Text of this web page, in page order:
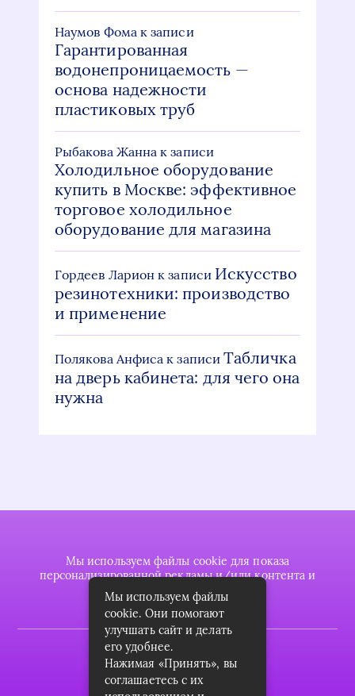
Наумов Фомак записи
Гарантированная
водонепроницаемость —
основа надежности
пластиковых труб
Рыбакова Жанна к записи
Холодильное оборудование
купить в Москве: эффективное
торговое холодильное
оборудование для магазина
Гордеев Ларион к записи Искусство
резинотехники: производство
и применение
Полякова Анфиса к записиТабличка
на дверь кабинета: для чего она
нужна
Мы используем файлы cookie для показа
персонализированной рекламы и/или контента и
анализа нашего трафика.
2022 © plasttrubkomplekt.ru
Карта сайта
Мы используем файлы
cookie. Они помогают
улучшать сайт и делать
его удобнее.
Нажимая «Принять», вы
соглашаетесь с их